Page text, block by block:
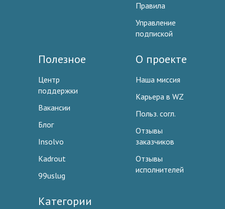
Правила
Управление
подпиской
Полезное
Центр
поддержки
Вакансии
Блог
Insolvo
Kadrout
99uslug
О проекте
Наша миссия
Карьера в WZ
Польз. согл.
Отзывы
заказчиков
Отзывы
исполнителей
Категории